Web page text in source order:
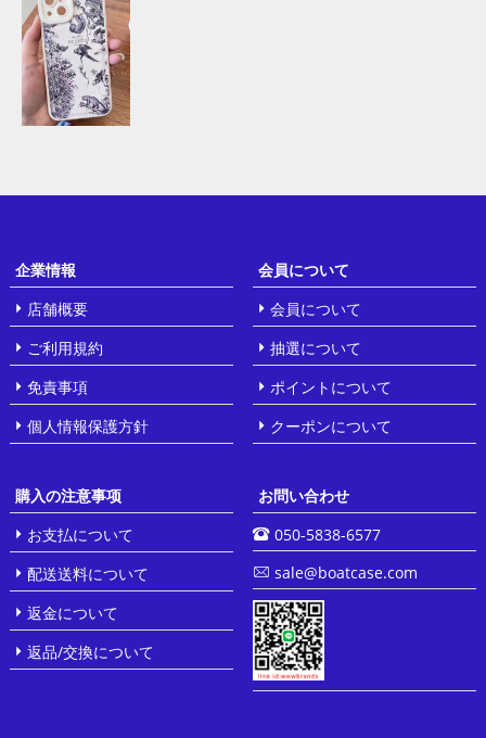
企業情報
店舗概要
ご利用規約
免責事項
個人情報保護方針
会員について
会員について
抽選について
ポイントについて
クーポンについて
購入の注意事项
お支払について
配送送料について
返金について
返品/交換について
お問い合わせ
050-5838-6577
sale@boatcase.com